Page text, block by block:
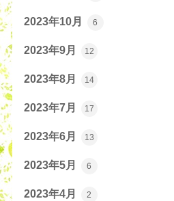
2023年10月 6
2023年9月 12
2023年8月 14
2023年7月 17
2023年6月 13
2023年5月 6
2023年4月 2